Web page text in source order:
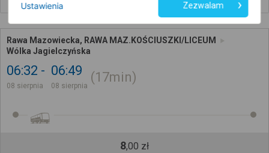
Rawa Mazowiecka, RAWA MAZ.KOŚCIUSZKI/LICEUM
Wólka Jagielczyńska
06:32
08 sierpnia
06:49
08 sierpnia
17min
8,00 zł
Ustawienia Zezwalam